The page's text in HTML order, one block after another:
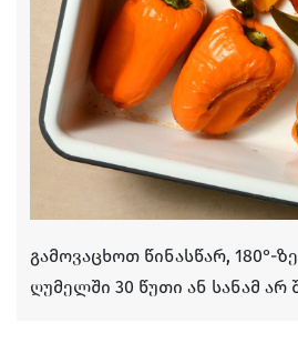
გამოვაცხოთ წინასწარ, 180°-
ღუმელში 30 წუთი ან სანამ